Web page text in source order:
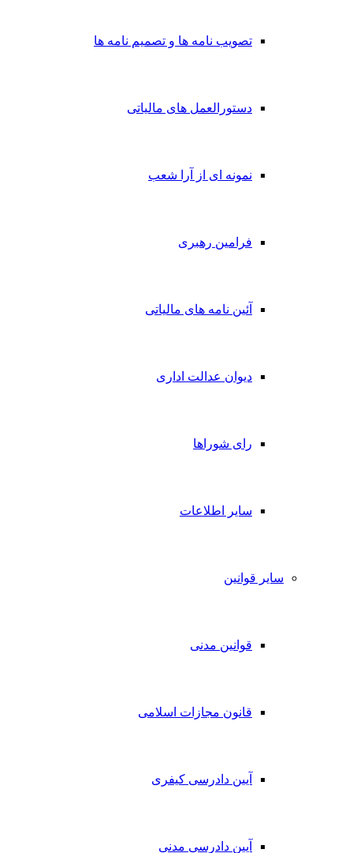
تصویب نامه ها و تصمیم نامه ها
دستورالعمل های مالیاتی
نمونه ای از آرا شعب
فرامین رهبری
آئین نامه های مالیاتی
دیوان عدالت اداری
رای شوراها
سایر اطلاعات
سایر قوانین
قوانین مدنی
قانون مجازات اسلامی
آیین دادرسی کیفری
آیین دادرسی مدنی